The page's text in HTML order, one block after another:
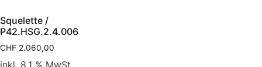
Squelette /
P42.HSG.2.4.006
CHF 2.060,00
inkl. 8,1 % MwSt.